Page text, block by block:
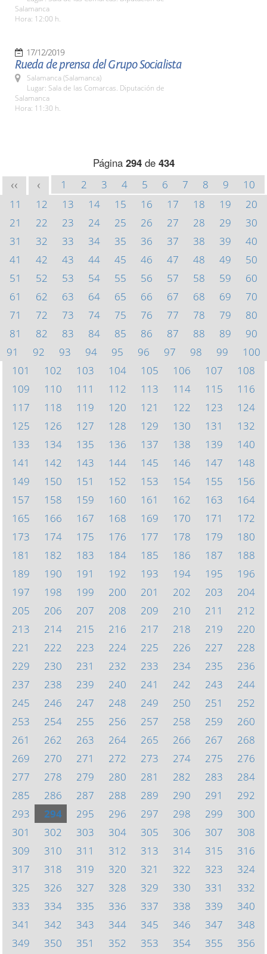
Salamanca
Hora: 12:00 h.
17/12/2019
Rueda de prensa del Grupo Socialista
Salamanca (Salamanca)
Lugar: Sala de las Comarcas. Diputación de
Salamanca
Hora: 11:30 h.
Página 294de 434
<< < 1 2 3 4 5 6 7 8 9
10
11
12 13 14 15 16 17 18 19
20
21
22 23 24 25 26 27 28 29
30
31
32 33 34 35 36 37 38 39
40
41
42 43 44 45 46 47 48 49
50
51
52 53 54 55 56 57 58 59
60
61
62 63 64 65 66 67 68 69
70
71
72 73 74 75 76 77 78 79
80
81
82 83 84 85 86 87 88 89
90
91
92 93 94 95 96 97 98 99
100
101
102 103 104 105 106 107
108
109
110 111 112 113 114 115
116
117
118 119 120 121 122 123
124
125
126 127 128 129 130 131
132
133
134 135 136 137 138 139
140
141
142 143 144 145 146 147
148
149
150 151 152 153 154 155
156
157
158 159 160 161 162 163
164
165
166 167 168 169 170 171
172
173
174 175 176 177 178 179
180
181
182 183 184 185 186 187
188
189
190 191 192 193 194 195
196
197
198 199 200 201 202 203
204
205
206 207 208 209 210 211
212
213
214 215 216 217 218 219
220
221
222 223 224 225 226 227
228
229
230 231 232 233 234 235
236
237
238 239 240 241 242 243
244
245
246 247 248 249 250 251
252
253
254 255 256 257 258 259
260
261
262 263 264 265 266 267
268
269
270 271 272 273 274 275
276
277
278 279 280 281 282 283
284
285
286 287 288 289 290 291
292
293
294 295 296 297 298 299
300
301
302 303 304 305 306 307
308
309
310 311 312 313 314 315
316
317
318 319 320 321 322 323
324
325
326 327 328 329 330 331
332
333
334 335 336 337 338 339
340
341
342 343 344 345 346 347
348
349
350 351 352 353 354 355 356